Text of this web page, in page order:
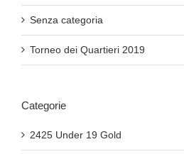
Senza categoria
Torneo dei Quartieri 2019
Categorie
2425 Under 19 Gold